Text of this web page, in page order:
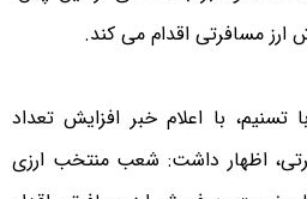
مسافرتی اقدام می کند.
با اعلام خبر افزایش تعداد
اظهار داشت: شعب منتخب ارزی